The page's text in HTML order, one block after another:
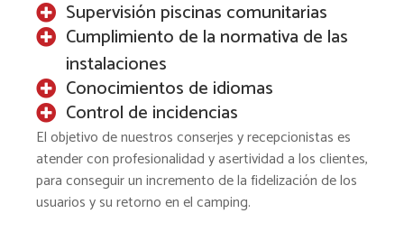
Supervisión piscinas comunitarias
Cumplimiento de la normativa de las
instalaciones
Conocimientos de idiomas
Control de incidencias
El objetivo de nuestros conserjes y recepcionistas es
atender con profesionalidad y asertividad a los clientes,
para conseguir un incremento de la fidelización de los
usuarios y su retorno en el camping.